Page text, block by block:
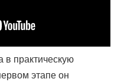
практическую
этапе он